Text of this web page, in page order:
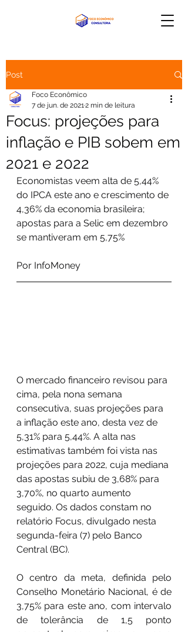
Post
Focus: projeções para
inflação e PIB sobem em
2021 e 2022
Foco Econômico
7 de jun. de 20212 min de leitura
Economistas veem alta de 5,44%
do IPCA este ano e crescimento de
4,36% da economia brasileira;
apostas para a Selic em dezembro
se mantiveram em 5,75%
Por InfoMoney
O mercado financeiro revisou para
cima, pela nona semana
consecutiva, suas projeções para
a inflação este ano, desta vez de
5,31% para 5,44%. A alta nas
estimativas também foi vista nas
projeções para 2022, cuja mediana
das apostas subiu de 3,68% para
3,70%, no quarto aumento
seguido. Os dados constam no
relatório Focus, divulgado nesta
segunda-feira (7) pelo Banco
Central (BC).
O centro da meta, definida pelo
Conselho Monetário Nacional, é de
3,75% para este ano, com intervalo
de tolerância de 1,5 ponto